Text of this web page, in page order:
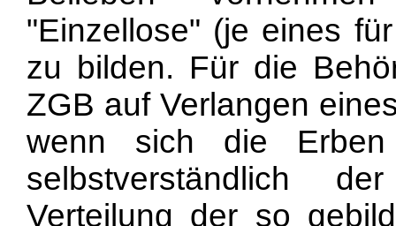
"Einzellose" (je eines
zu bilden. Für die
ZGB auf Verlangen
wenn sich die
selbstverständlich
Verteilung der so